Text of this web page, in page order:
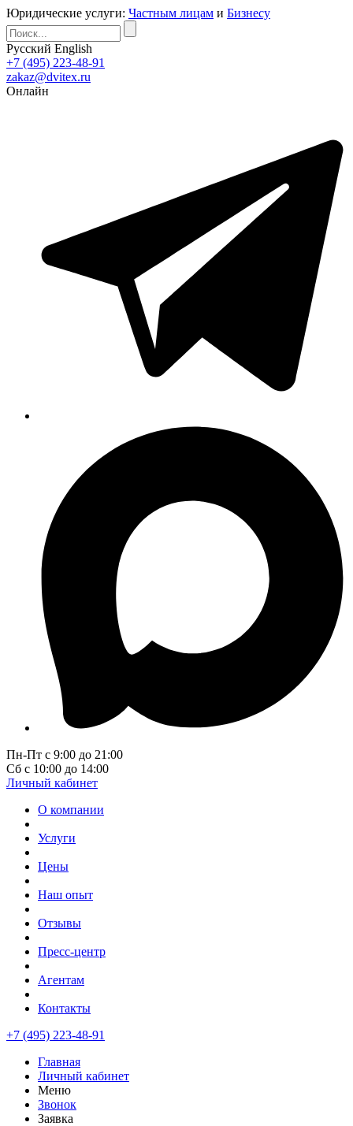
Юридические услуги: Частным лицам и Бизнесу
Русский English
+7 (495) 223-48-91
zakaz@dvitex.ru
Онлайн
Пн-Пт с 9:00 до 21:00
Сб с 10:00 до 14:00
Личный кабинет
О компании
Услуги
Цены
Наш опыт
Отзывы
Пресс-центр
Агентам
Контакты
+7 (495) 223-48-91
Главная
Личный кабинет
Меню
Звонок
Заявка